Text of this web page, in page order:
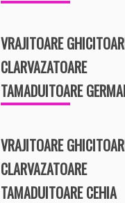
VRAJITOARE
CLARVAZATOARE
TAMADUITOARE
VRAJITOARE
CLARVAZATOARE
TAMADUITOARE CEHIA